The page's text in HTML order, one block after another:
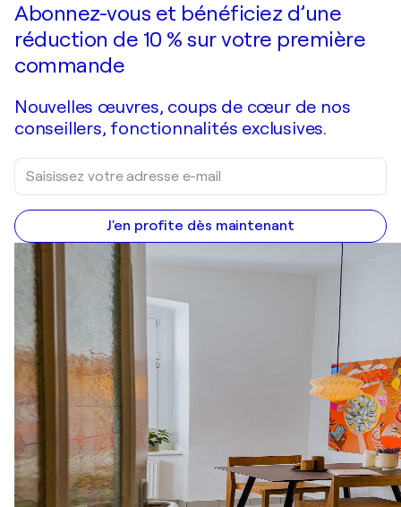
Abonnez-vous et bénéficiez d’une
réduction de 10 % sur votre première
commande
Nouvelles œuvres, coups de cœur de nos
conseillers, fonctionnalités exclusives.
J'en profite dès maintenant